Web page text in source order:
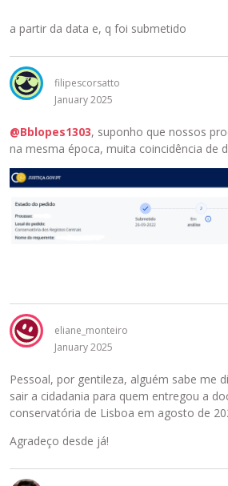
a partir da data e, q foi submetido
filipescorsatto
January 2025
@Bblopes1303, suponho que nossos
na mesma época, muita coincidência de
eliane_monteiro
January 2025
Pessoal, por gentileza, alguém sabe me
sair a cidadania para quem entregou a
conservatória de Lisboa em agosto de
Agradeço desde já!